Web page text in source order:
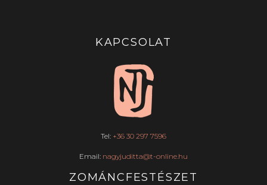
KAPCSOLAT
Tel: +36 30 297 7596
Email: nagyjuditta@t-online.hu
ZOMÁNCFESTÉSZET